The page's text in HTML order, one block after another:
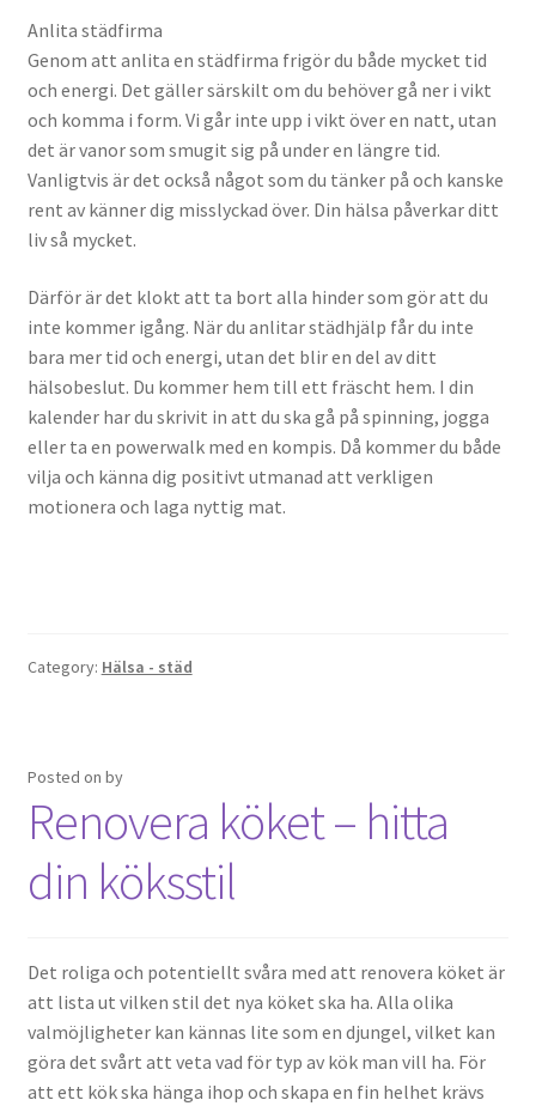
Anlita städfirma
Genom att anlita en städfirma frigör du både mycket tid
och energi. Det gäller särskilt om du behöver gå ner i vikt
och komma i form. Vi går inte upp i vikt över en natt, utan
det är vanor som smugit sig på under en längre tid.
Vanligtvis är det också något som du tänker på och kanske
rent av känner dig misslyckad över. Din hälsa påverkar ditt
liv så mycket.
Därför är det klokt att ta bort alla hinder som gör att du
inte kommer igång. När du anlitar städhjälp får du inte
bara mer tid och energi, utan det blir en del av ditt
hälsobeslut. Du kommer hem till ett fräscht hem. I din
kalender har du skrivit in att du ska gå på spinning, jogga
eller ta en powerwalk med en kompis. Då kommer du både
vilja och känna dig positivt utmanad att verkligen
motionera och laga nyttig mat.
Category: Hälsa - städ
Posted on by
Renovera köket – hitta
din köksstil
Det roliga och potentiellt svåra med att renovera köket är
att lista ut vilken stil det nya köket ska ha. Alla olika
valmöjligheter kan kännas lite som en djungel, vilket kan
göra det svårt att veta vad för typ av kök man vill ha. För
att ett kök ska hänga ihop och skapa en fin helhet krävs